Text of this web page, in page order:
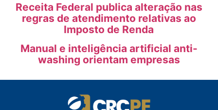
Receita Federal publica alteração nas
regras de atendimento relativas ao
Imposto de Renda
Manual e inteligência artificial anti-
washing orientam empresas